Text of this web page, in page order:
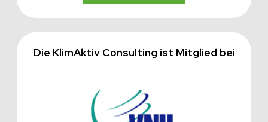
Die KlimAktiv Consulting ist Mitglied bei